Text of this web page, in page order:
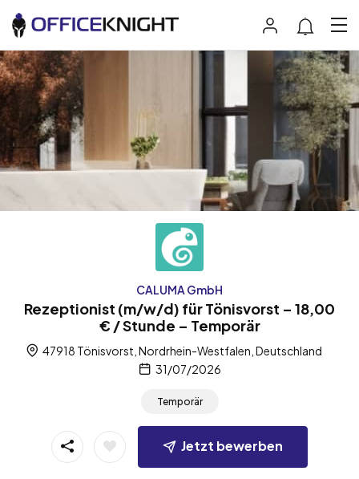
CALUMA GmbH
Rezeptionist (m/w/d) für Tönisvorst – 18,00
€ / Stunde – Temporär
47918 Tönisvorst, Nordrhein-Westfalen, Deutschland
31/07/2026
Temporär
Jetzt bewerben